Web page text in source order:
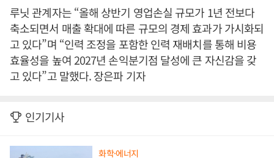
루닛 관계자는 “올해 상반기 영업손실 규모가 1년 전보다
축소되면서 매출 확대에 따른 규모의 경제 효과가 가시화되
고 있다”며 “인력 조정을 포함한 인력 재배치를 통해 비용
효율성을 높여 2027년 손익분기점 달성에 큰 자신감을 갖
고 있다”고 말했다. 장은파 기자
인기기사
화학·에너지